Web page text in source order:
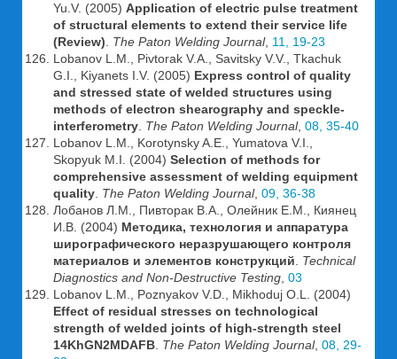
Yu.V. (2005) Application of electric pulse treatment
of structural elements to extend their service life
(Review)
The Paton Welding Journal, 11, 19-23
Lobanov L.M., Pivtorak V.A., Savitsky V.V., Tkachuk
G.I., Kiyanets I.V. (2005) Express control of quality
and stressed state of welded structures using
methods of electron shearography and speckle-
interferometry The Paton Welding Journal, 08, 35-40
Lobanov L.M., Korotynsky A.E., Yumatova V.I.,
Skopyuk M.I. (2004) Selection of methods for
comprehensive assessment of welding equipment
quality The Paton Welding Journal, 09, 36-38
Лобанов Л.М., Пивторак В.А., Олейник Е.М., Киянец
И.В. (2004) Методика, технология и аппаратура
ширографического неразрушающего контроля
материалов и элементов конструкций
Technical
Diagnostics and Non-Destructive Testing 03
Lobanov L.M., Poznyakov V.D., Mikhoduj O.L. (2004)
Effect of residual stresses on technological
strength of welded joints of high-strength steel
14KhGN2MDAFB The Paton Welding Journal, 08, 29-